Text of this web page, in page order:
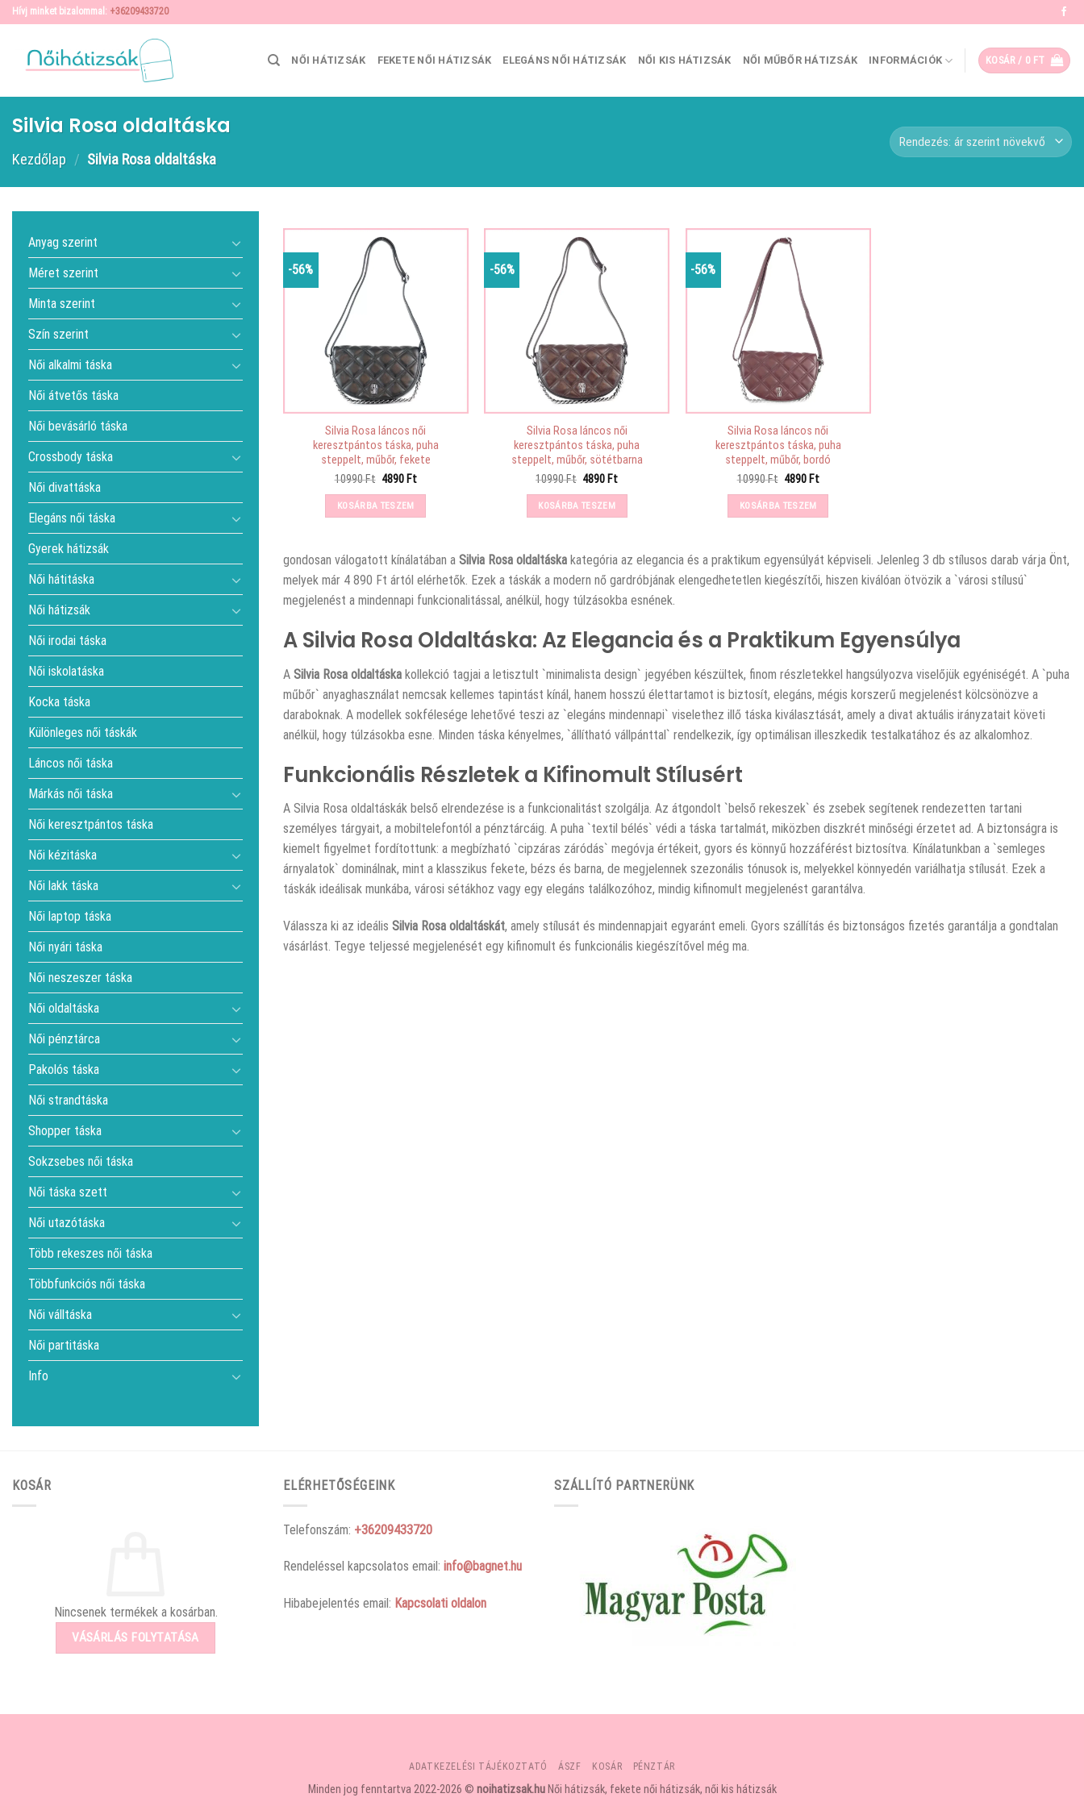
Skip
to
content
Hívj minket bizalommal: +36209433720
NŐI HÁTIZSÁK FEKETE NŐI HÁTIZSÁK ELEGÁNS NŐI HÁTIZSÁK NŐI KIS HÁTIZSÁK NŐI MŰBŐR HÁTIZSÁK INFORMÁCIÓK KOSÁR / 0 FT
Silvia Rosa oldaltáska
Kezdőlap / Silvia Rosa oldaltáska
Anyag szerint
Méret szerint
Minta szerint
Szín szerint
Női alkalmi táska
Női átvetős táska
Női bevásárló táska
Crossbody táska
Női divattáska
Elegáns női táska
Gyerek hátizsák
Női hátitáska
Női hátizsák
Női irodai táska
Női iskolatáska
Kocka táska
Különleges női táskák
Láncos női táska
Márkás női táska
Női keresztpántos táska
Női kézitáska
Női lakk táska
Női laptop táska
Női nyári táska
Női neszeszer táska
Női oldaltáska
Női pénztárca
Pakolós táska
Női strandtáska
Shopper táska
Sokzsebes női táska
Női táska szett
Női utazótáska
Több rekeszes női táska
Többfunkciós női táska
Női válltáska
Női partitáska
Info
-56%
Silvia Rosa láncos női
keresztpántos táska, puha
steppelt, műbőr, fekete
10990Ft Original
was:
10990 Ft.
4890 FtCurrent
KOSÁRBA TESZEM
-56%
Silvia Rosa láncos női
keresztpántos táska, puha
steppelt, műbőr, sötétbarna
10990Ft Original
was:
10990 Ft.
4890 FtCurrent
KOSÁRBA TESZEM
-56%
Silvia Rosa láncos női
keresztpántos táska, puha
steppelt, műbőr, bordó
10990Ft Original
was:
10990 Ft.
4890 FtCurrent
KOSÁRBA TESZEM
gondosan válogatott kínálatában a Silvia Rosa oldaltáska kategória az elegancia és a praktikum egyensúlyát képviseli. Jelenleg 3 db stílusos darab várja Önt,
melyek már 4 890 Ft ártól elérhetők. Ezek a táskák a modern nő gardróbjának elengedhetetlen kiegészítői, hiszen kiválóan ötvözik a `városi stílusú`
megjelenést a mindennapi funkcionalitással, anélkül, hogy túlzásokba esnének.
A Silvia Rosa Oldaltáska: Az Elegancia és a Praktikum Egyensúlya
A Silvia Rosa oldaltáska kollekció tagjai a letisztult `minimalista design` jegyében készültek, finom részletekkel hangsúlyozva viselőjük egyéniségét. A `puha
műbőr` anyaghasználat nemcsak kellemes tapintást kínál, hanem hosszú élettartamot is biztosít, elegáns, mégis korszerű megjelenést kölcsönözve a
daraboknak. A modellek sokfélesége lehetővé teszi az `elegáns mindennapi` viselethez illő táska kiválasztását, amely a divat aktuális irányzatait követi
anélkül, hogy túlzásokba esne. Minden táska kényelmes, `állítható vállpánttal` rendelkezik, így optimálisan illeszkedik testalkatához és az alkalomhoz.
Funkcionális Részletek a Kifinomult Stílusért
A Silvia Rosa oldaltáskák belső elrendezése is a funkcionalitást szolgálja. Az átgondolt `belső rekeszek` és zsebek segítenek rendezetten tartani
személyes tárgyait, a mobiltelefontól a pénztárcáig. A puha `textil bélés` védi a táska tartalmát, miközben diszkrét minőségi érzetet ad. A biztonságra is
kiemelt figyelmet fordítottunk: a megbízható `cipzáras záródás` megóvja értékeit, gyors és könnyű hozzáférést biztosítva. Kínálatunkban a `semleges
árnyalatok` dominálnak, mint a klasszikus fekete, bézs és barna, de megjelennek szezonális tónusok is, melyekkel könnyedén variálhatja stílusát. Ezek a
táskák ideálisak munkába, városi sétákhoz vagy egy elegáns találkozóhoz, mindig kifinomult megjelenést garantálva.
Válassza ki az ideális Silvia Rosa oldaltáskát, amely stílusát és mindennapjait egyaránt emeli. Gyors szállítás és biztonságos fizetés garantálja a gondtalan
vásárlást. Tegye teljessé megjelenését egy kifinomult és funkcionális kiegészítővel még ma.
KOSÁR
Nincsenek termékek a kosárban.
VÁSÁRLÁS FOLYTATÁSA
ELÉRHETŐSÉGEINK
Telefonszám: +36209433720
Rendeléssel kapcsolatos email: info@bagnet.hu
Hibabejelentés email: Kapcsolati oldalon
SZÁLLÍTÓ PARTNERÜNK
ADATKEZELÉSI TÁJÉKOZTATÓ ÁSZF KOSÁR PÉNZTÁR
Minden jog fenntartva 2022-2026 © noihatizsak.huNői hátizsák, fekete női hátizsák, női kis hátizsák